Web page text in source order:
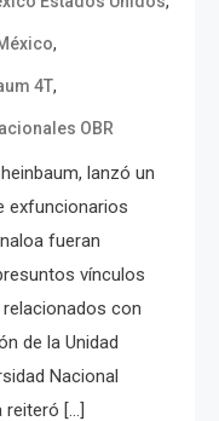
,
4T,
OBR
lanzó un
exfuncionarios
fueran
vínculos
con
de la Unidad
Nacional
[…]